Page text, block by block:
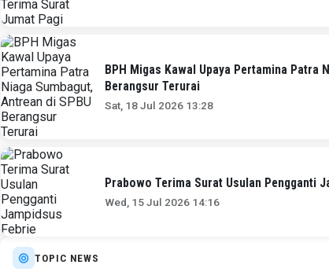
BPH Migas Kawal Upaya Pertamina Patra
Berangsur Terurai
Sat, 18 Jul 2026 13:28
Prabowo Terima Surat Usulan Pengganti
Wed, 15 Jul 2026 14:16
TOPIC NEWS